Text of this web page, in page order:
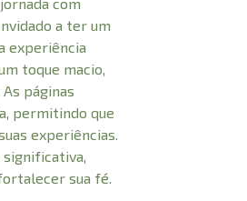
a ter um
experiência
toque macio,
páginas
permitindo que
experiências.
significativa,
sua fé.